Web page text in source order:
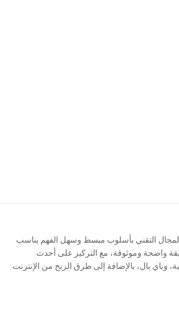
التقني بأسلوب مبسط وسهل الفهم يناسب
واضحة وموثوقة، مع التركيز على أحدث
وباي بال، بالإضافة إلى طرق الربح من الإنترنت